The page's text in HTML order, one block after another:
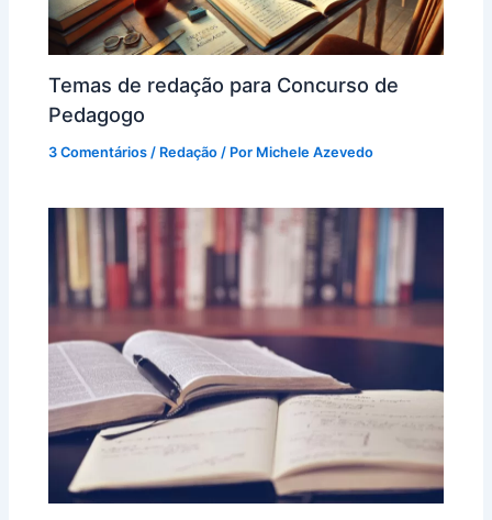
Temas de redação para Concurso de
Pedagogo
3 Comentários / Redação / Por Michele Azevedo